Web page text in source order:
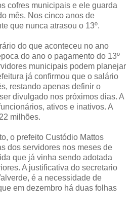
cofres municipais e ele guarda
mês. Nos cinco anos de
que nunca atrasou o 13º.
do que aconteceu no ano
do ano o pagamento do 13º
municipais podem planejar
já confirmou que o salário
restando apenas definir o
divulgado nos próximos dias. A
ativos e inativos. A
milhões.
o prefeito Custódio Mattos
dos servidores nos meses de
que já vinha sendo adotada
A justificativa do secretario
é a necessidade de
em dezembro há duas folhas